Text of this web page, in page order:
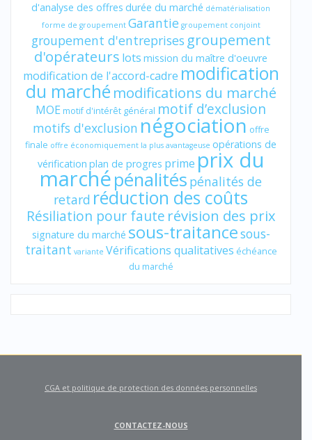
d'analyse des offres durée du marché dématérialisation
forme de groupement Garantie groupement conjoint
groupement d'entreprises groupement
d'opérateurs lots mission du maître d'oeuvre
modification de l'accord-cadre modification
du marché modifications du marché
MOE motif d'intérêt général motif d’exclusion
motifs d'exclusion négociation offre
finale offre économiquement la plus avantageuse opérations de
vérification plan de progres prime prix du
marchépénalités pénalités de
retard réduction des coûts
Résiliation pour faute révision des prix
signature du marché sous-traitancesous-
traitant variante Vérifications qualitatives échéance
du marché
CGA et politique de protection des données personnelles
CONTACTEZ-NOUS